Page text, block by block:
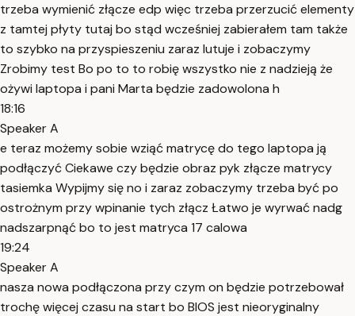
trzeba wymienić złącze edp więc trzeba przerzucić elementy
z tamtej płyty tutaj bo stąd wcześniej zabierałem tam także
to szybko na przyspieszeniu zaraz lutuje i zobaczymy
Zrobimy test Bo po to to robię wszystko nie z nadzieją że
ożywi laptopa i pani Marta będzie zadowolona h
18:16
Speaker A
e teraz możemy sobie wziąć matrycę do tego laptopa ją
podłączyć Ciekawe czy będzie obraz pyk złącze matrycy
tasiemka Wypijmy się no i zaraz zobaczymy trzeba być po
ostrożnym przy wpinanie tych złącz Łatwo je wyrwać nadg
nadszarpnąć bo to jest matryca 17 calowa
19:24
Speaker A
nasza nowa podłączona przy czym on będzie potrzebował
trochę więcej czasu na start bo BIOS jest nieoryginalny